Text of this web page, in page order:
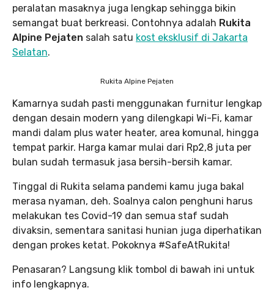
peralatan masaknya juga lengkap sehingga bikin
semangat buat berkreasi. Contohnya adalah Rukita
Alpine Pejaten salah satu kost eksklusif di Jakarta
Selatan.
Rukita Alpine Pejaten
Kamarnya sudah pasti menggunakan furnitur lengkap
dengan desain modern yang dilengkapi Wi-Fi, kamar
mandi dalam plus water heater, area komunal, hingga
tempat parkir. Harga kamar mulai dari Rp2,8 juta per
bulan sudah termasuk jasa bersih-bersih kamar.
Tinggal di Rukita selama pandemi kamu juga bakal
merasa nyaman, deh. Soalnya calon penghuni harus
melakukan tes Covid-19 dan semua staf sudah
divaksin, sementara sanitasi hunian juga diperhatikan
dengan prokes ketat. Pokoknya #SafeAtRukita!
Penasaran? Langsung klik tombol di bawah ini untuk
info lengkapnya.